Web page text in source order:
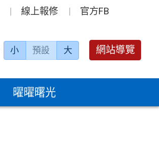
線上報修 官方FB
小 預設 大 網站導覽
曜曜曙光